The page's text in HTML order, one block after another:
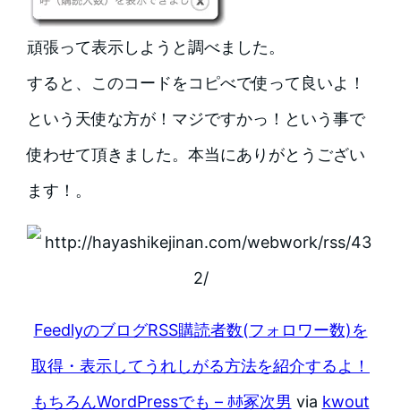
頑張って表示しようと調べました。
すると、このコードをコピべで使って良いよ！
という天使な方が！マジですかっ！という事で
使わせて頂きました。本当にありがとうござい
ます！。
FeedlyのブログRSS購読者数(フォロワー数)を
取得・表示してうれしがる方法を紹介するよ！
もちろんWordPressでも – ﾎﾎ冢次男 via kwout